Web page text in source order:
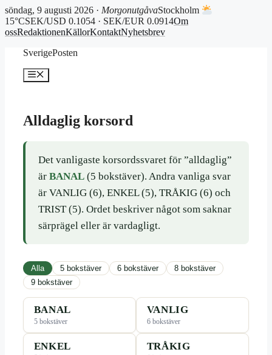
söndag, 9 augusti 2026 · MorgonutgåvaStockholm
15°CSEK/USD 0.1054 · SEK/EUR 0.0914Om
ossRedaktionenKällorKontaktNyhetsbrev
SverigePosten
Meny
Alldaglig korsord
Det vanligaste korsordssvaret för ”alldaglig”
är BANAL(5 bokstäver). Andra vanliga svar
är VANLIG (6), ENKEL (5), TRÅKIG (6) och
TRIST (5). Ordet beskriver något som saknar
särprägel eller är vardagligt.
Alla 5 bokstäver 6 bokstäver
8 bokstäver
9 bokstäver
BANAL
5 bokstäver
VANLIG
6 bokstäver
ENKEL TRÅKIG